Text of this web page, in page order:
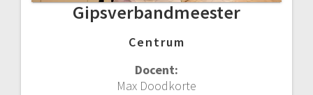
Gipsverbandmeester
Centrum
Docent:
Max Doodkorte